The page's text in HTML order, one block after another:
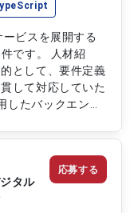
ービスを展開する
です。 人材紹
として、要件定義
して対応していた
たバックエンド
。 プロダクト改
ど、主体的にサー
【作業内
ングサービスの
要件定義、基本
タル
応募する